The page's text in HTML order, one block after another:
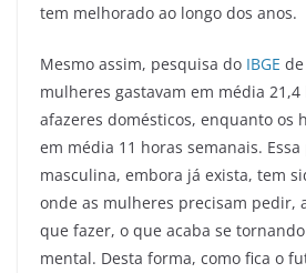
tem melhorado ao longo dos anos.
Mesmo assim, pesquisa do IBGE
mulheres gastavam em média
afazeres domésticos, enquanto os
em média 11 horas semanais.
masculina, embora já exista, tem
onde as mulheres precisam pedir,
que fazer, o que acaba se
mental. Desta forma, como fica o